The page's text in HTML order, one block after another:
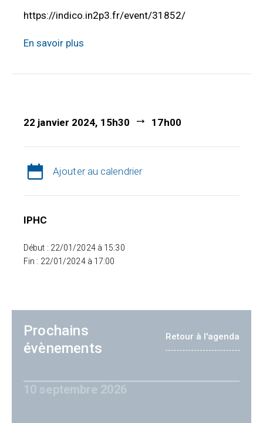
https://indico.in2p3.fr/event/31852/
En savoir plus
22 janvier 2024, 15h30 17h00
Ajouter au calendrier
IPHC
Début : 22/01/2024 à 15:30
Fin : 22/01/2024 à 17:00
Prochains
évènements
Retour à l'agenda
10 septembre 2026